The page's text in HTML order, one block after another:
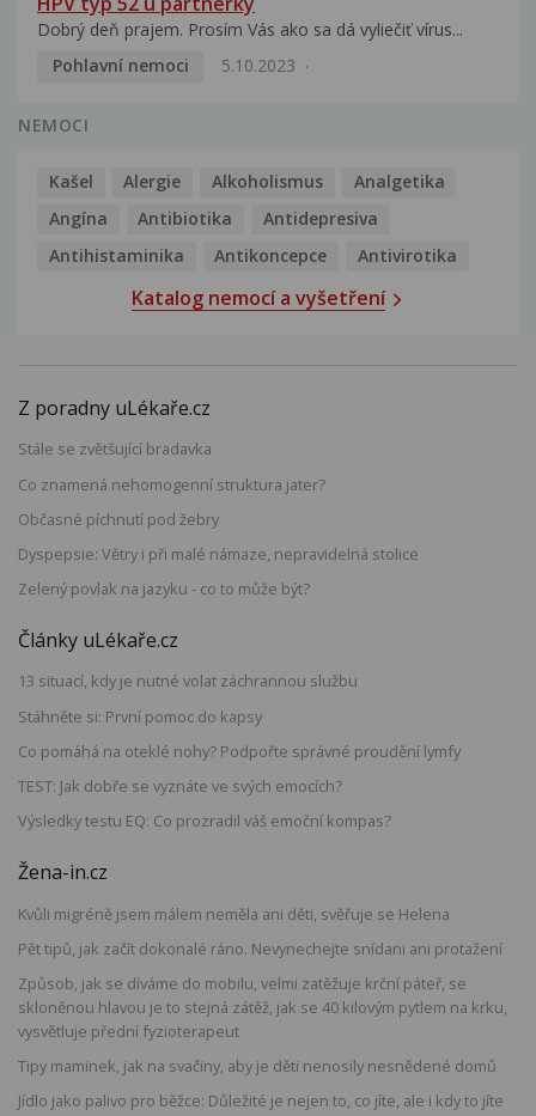
Dobrý deň prajem. Prosím Vás ako sa dá vyliečiť vírus...
Pohlavní nemoci
5.10.2023
NEMOCI
Kašel Alergie Alkoholismus
Analgetika
Angína
Antibiotika
Antidepresiva
Antihistaminika
Antikoncepce Antivirotika
Katalog nemocí a vyšetření
Z poradny uLékaře.cz
Stále se zvětšující bradavka
Co znamená nehomogenní struktura jater?
Občasné píchnutí pod žebry
Dyspepsie: Větry i při malé námaze, nepravidelná stolice
Zelený povlak na jazyku - co to může být?
Články uLékaře.cz
13 situací, kdy je nutné volat záchrannou službu
Stáhněte si: První pomoc do kapsy
Co pomáhá na oteklé nohy? Podpořte správné proudění lymfy
TEST: Jak dobře se vyznáte ve svých emocích?
Výsledky testu EQ: Co prozradil váš emoční kompas?
Žena-in.cz
Kvůli migréně jsem málem neměla ani děti, svěřuje se Helena
Pět tipů, jak začít dokonalé ráno. Nevynechejte snídani ani protažení
Způsob, jak se díváme do mobilu, velmi zatěžuje krční páteř, se
skloněnou hlavou je to stejná zátěž, jak se 40 kilovým pytlem na krku,
vysvětluje přední fyzioterapeut
Tipy maminek, jak na svačiny, aby je děti nenosily nesnědené domů
Jídlo jako palivo pro běžce: Důležité je nejen to, co jíte, ale i kdy to jíte